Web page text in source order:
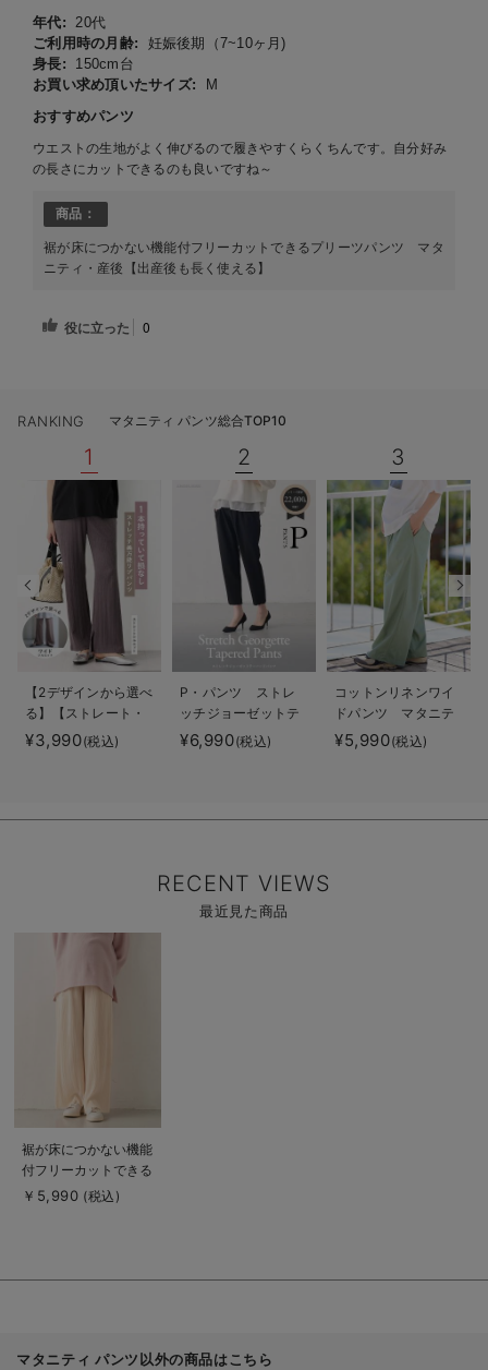
年代:
20代
ご利用時の月齢:
妊娠後期（7~10ヶ月)
身長:
150cm台
お買い求め頂いたサイズ:
M
おすすめパンツ
ウエストの生地がよく伸びるので履きやすくらくちんです。自分好み
の長さにカットできるのも良いですね～
商品：
裾が床につかない機能付フリーカットできるプリーツパンツ マタ
ニティ・産後【出産後も長く使える】
役に立った 0
RANKING マタニティ パンツ総合TOP10
1
【2デザインから選べ
る】【ストレート・
ワイド】らくちん綿
混ストレッチリブパ
使える】
¥3,990(税込)
2
P・パンツ ストレ
ッチジョーゼットテ
ーパード
¥6,990(税込)
3
コットンリネンワイ
ドパンツ マタニテ
ィ・産後【出産後も
長く使える】
¥5,990(税込)
RECENT VIEWS
最近見た商品
商
品
詳
を
裾が床につかない機能
付フリーカットできる
プリーツパンツ マタ
￥5,990 (税込)
マタニティ パンツ以外の商品はこちら